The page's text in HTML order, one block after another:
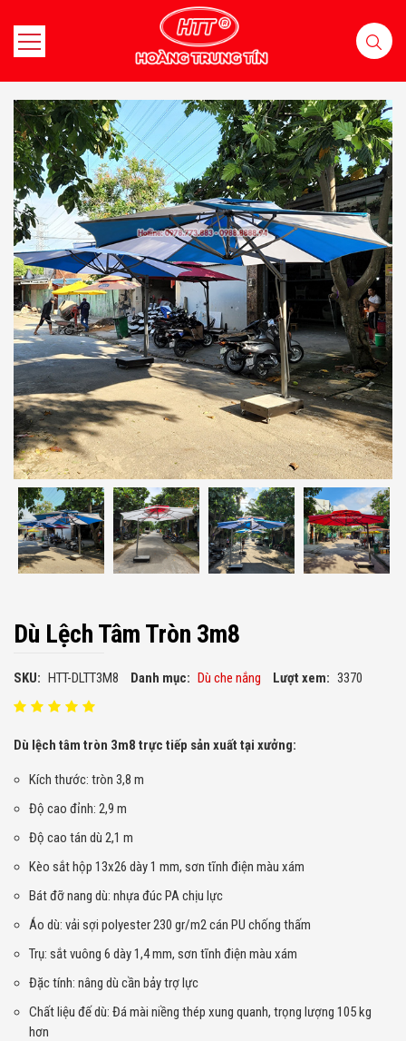
Dù Lệch Tâm Tròn 3m8
SKU: HTT-DLTT3M8 Danh mục: Dù che nắng Lượt xem: 3370
Dù lệch tâm tròn 3m8 trực tiếp sản xuất tại xưởng:
Kích thước: tròn 3,8 m
Độ cao đỉnh: 2,9 m
Độ cao tán dù 2,1 m
Kèo sắt hộp 13x26 dày 1 mm, sơn tĩnh điện màu xám
Bát đỡ nang dù: nhựa đúc PA chịu lực
Áo dù: vải sợi polyester 230 gr/m2 cán PU chống thấm
Trụ: sắt vuông 6 dày 1,4 mm, sơn tĩnh điện màu xám
Đặc tính: nâng dù cần bảy trợ lực
Chất liệu đế dù: Đá mài niềng thép xung quanh, trọng lượng 105 kg
hơn